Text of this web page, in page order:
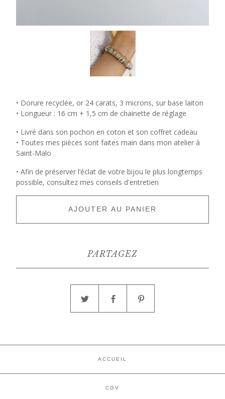
• Dorure recyclée, or 24 carats, 3 microns, sur base laiton
• Longueur : 16 cm + 1,5 cm de chainette de réglage
• Livré dans son pochon en coton et son coffret cadeau
• Toutes mes pièces sont faites main dans mon atelier à
Saint-Malo
• Afin de préserver l’éclat de votre bijou le plus longtemps
possible, consultez mes conseils d'entretien
AJOUTER AU PANIER
PARTAGEZ
ACCUEIL
CGV